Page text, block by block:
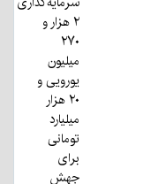
۲ هزار و
۲۷۰
میلیون
یورویی و
۲۰ هزار
میلیارد
تومانی
برای
جهش